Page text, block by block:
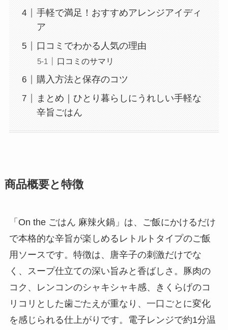
手軽で満足！おすすめアレンジアイディ
ア
口コミでわかる人気の理由
口コミのサマリ
購入方法と保存のコツ
まとめ｜ひとり暮らしにうれしい手軽な
辛旨ごはん
商品概要と特徴
「On the ごはん 麻辣火鍋」は、ご飯にかけるだけ
で本格的な辛旨が楽しめるレトルトタイプのご飯
用ソースです。特徴は、唐辛子の刺激だけでな
く、スープ仕立ての深い旨みと香ばしさ。豚肉の
コク、レンコンのシャキシャキ感、きくらげのコ
リコリとした歯ごたえが重なり、一口ごとに変化
を感じられる仕上がりです。電子レンジで約1分温